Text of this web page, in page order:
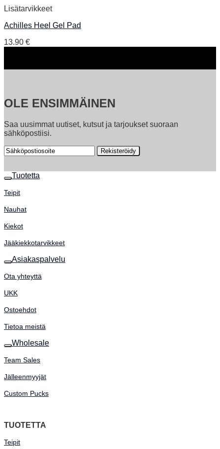
Lisätarvikkeet
Achilles Heel Gel Pad
13.90 €
OLE ENSIMMÄINEN
Saa uusimmat uutiset, kutsut ja tarjoukset suoraan
sähköpostiisi.
Tuotetta
Teipit
Nauhat
Kiekot
Jääkiekkotarvikkeet
Asiakaspalvelu
Ota yhteyttä
UKK
Ostoehdot
Tietoa meistä
Wholesale
Team Sales
Jälleenmyyjät
Custom Pucks
TUOTETTA
Teipit